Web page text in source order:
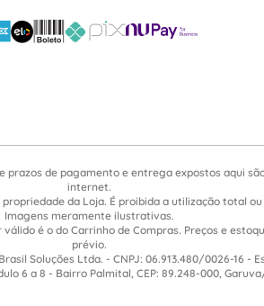
prazos de pagamento e entrega expostos aqui
internet.
da Loja. É proibida a utilização total
Imagens meramente ilustrativas.
é o do Carrinho de Compras. Preços e
prévio.
Soluções Ltda. - CNPJ: 06.913.480/0026-16 -
6 a 8 - Bairro Palmital, CEP: 89.248-000,